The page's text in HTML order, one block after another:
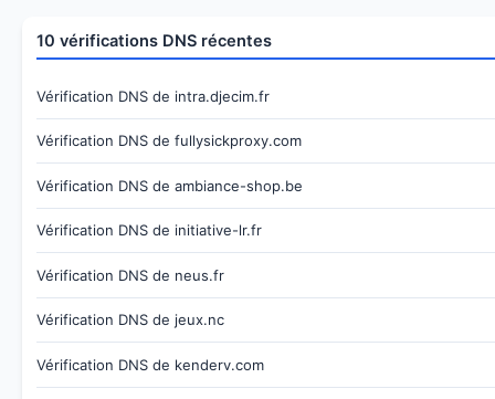
10 vérifications DNS récentes
Vérification DNS de intra.djecim.fr
Vérification DNS de fullysickproxy.com
Vérification DNS de ambiance-shop.be
Vérification DNS de initiative-lr.fr
Vérification DNS de neus.fr
Vérification DNS de jeux.nc
Vérification DNS de kenderv.com